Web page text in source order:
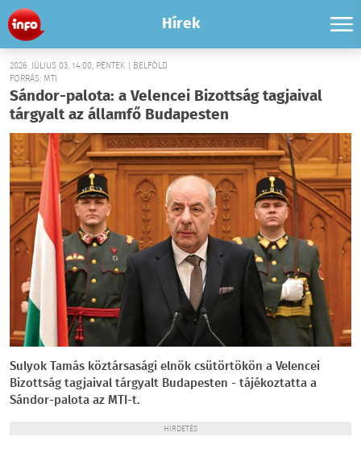
Hírek
2026. JÚLIUS 03. 14:00, PÉNTEK | BELFÖLD
FORRÁS: MTI
Sándor-palota: a Velencei Bizottság tagjaival
tárgyalt az államfő Budapesten
Sulyok Tamás köztársasági elnök csütörtökön a Velencei
Bizottság tagjaival tárgyalt Budapesten - tájékoztatta a
Sándor-palota az MTI-t.
HIRDETÉS